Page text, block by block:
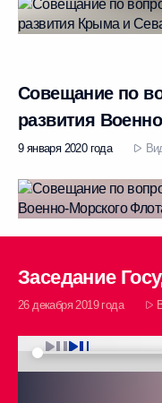
Совещание по
развития
9 января 2020 года
Заседание
26 декабря 2019 года